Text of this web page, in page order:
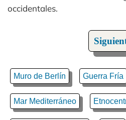
occidentales.
Muro de Berlín Guerra Fría
Mar Mediterráneo